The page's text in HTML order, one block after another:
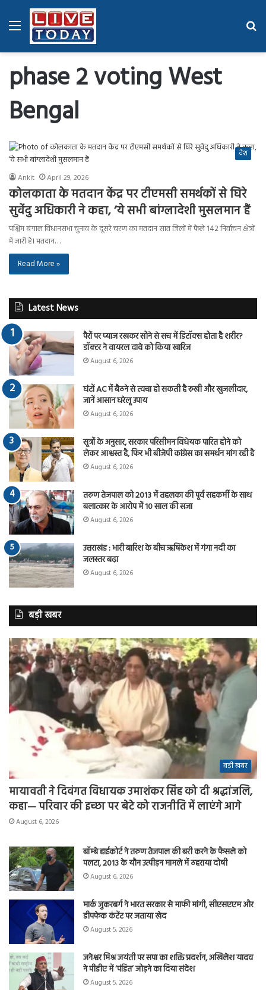
Menu
phase 2 voting West
Bengal
देश
Ankit April 29, 2026
कोलकाता के मतदान केंद्र पर टीएमसी समर्थकों से घिरे
सुवेंदु अधिकारी ने कहा, ‘ये सभी बांग्लादेशी मुसलमान हैं
पश्चिम बंगाल विधानसभा चुनाव के दूसरे चरण का मतदान सात जिलों में फैले 142 निर्वाचन क्षेत्रों
में जारी है। मतदान…
Read More »
Latest News
पैरों पर प्याज रखकर सोने से सच में डिटॉक्स होता है शरीर?
डॉक्टर ने वायरल दावे को किया खारिज
August 6, 2026
घंटों AC में बैठने से त्वचा हो सकती है रूखी और खुजलीदार,
जानें आसान घरेलू उपाय
August 6, 2026
सूत्रों के अनुसार, सरकार परिसीमन विधेयक पारित होने को
लेकर आश्वस्त है, फिर भी बीजेपी कांग्रेस का समर्थन मांग रही है
August 6, 2026
तरुण तेजपाल को 2013 में तहलका की पूर्व सहकर्मी के साथ
बलात्कार के आरोप में 10 साल की सजा
August 6, 2026
उत्तराखंड : भारी बारिश के बीच ऋषिकेश में गंगा नदी का
जलस्तर बढ़ा
August 6, 2026
बड़ी खबर
बड़ी खबर
मायावती ने दिवंगत विधायक उमाशंकर सिंह को दी श्रद्धांजलि,
कहा— परिवार की इच्छा पर बेटे को राजनीति में लाएंगे आगे
August 6, 2026
बॉम्बे हाईकोर्ट ने तरुण तेजपाल की बरी करने के फैसले को
पलटा, 2013 के यौन उत्पीड़न मामले में ठहराया दोषी
August 6, 2026
मार्क जुकरबर्ग ने भारत सरकार से माफी मांगी, सीएसएएम और
डीपफेक कंटेंट पर जताया खेद
August 5, 2026
जनेश्वर मिश्र जयंती पर सपा का शक्ति प्रदर्शन, अखिलेश यादव
ने पीडीए में ‘पंडित’ जोड़ने का दिया संदेश
August 5, 2026